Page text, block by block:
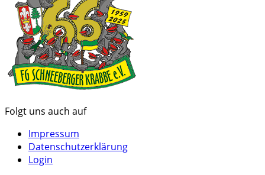
Folgt uns auch auf
Impressum
Datenschutzerklärung
Login